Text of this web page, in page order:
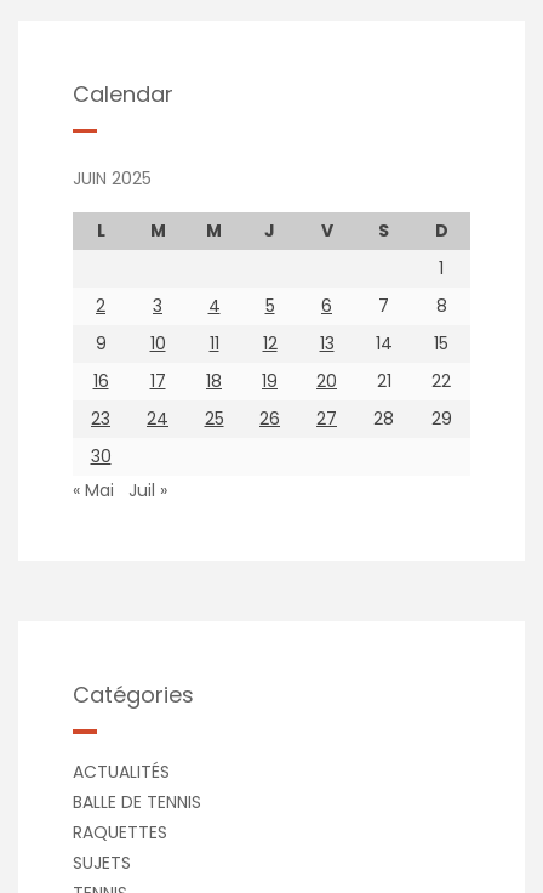
Calendar
JUIN 2025
L M M J V S
D
1
2
3 4 5 6 7
8
9
10 11 12 13 14
15
16
17 18 19 20 21
22
23
24 25 26 27 28
29
30
« Mai
Juil »
Catégories
ACTUALITÉS
BALLE DE TENNIS
RAQUETTES
SUJETS